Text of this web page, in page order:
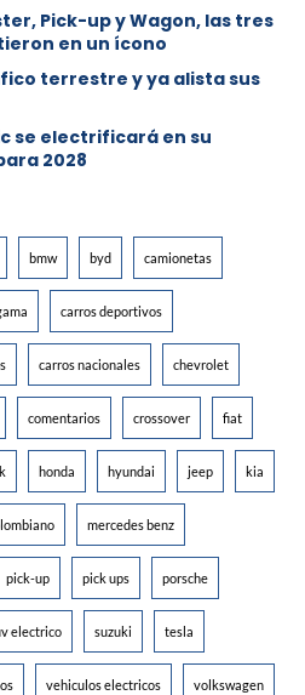
Pick-up y Wagon, las tres
en un ícono
terrestre y ya alista sus
se electrificará en su
2028
bmw byd camionetas
carros deportivos
carros nacionales chevrolet
comentarios crossover fiat
honda hyundai jeep kia
mercedes benz
pick-up pick ups porsche
electrico suzuki tesla
vehiculos electricos volkswagen